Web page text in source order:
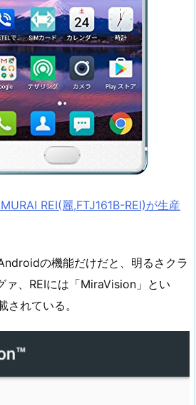
REI(麗,FTJ161B-REI)が生産
の機能だけだと、明るさクラ
ァ、REIには「MiraVision」とい
されている。